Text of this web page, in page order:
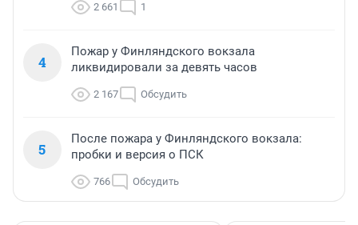
2 661 1
4
Пожар у Финляндского вокзала
ликвидировали за девять часов
2 167 Обсудить
5
После пожара у Финляндского вокзала:
пробки и версия о ПСК
766 Обсудить